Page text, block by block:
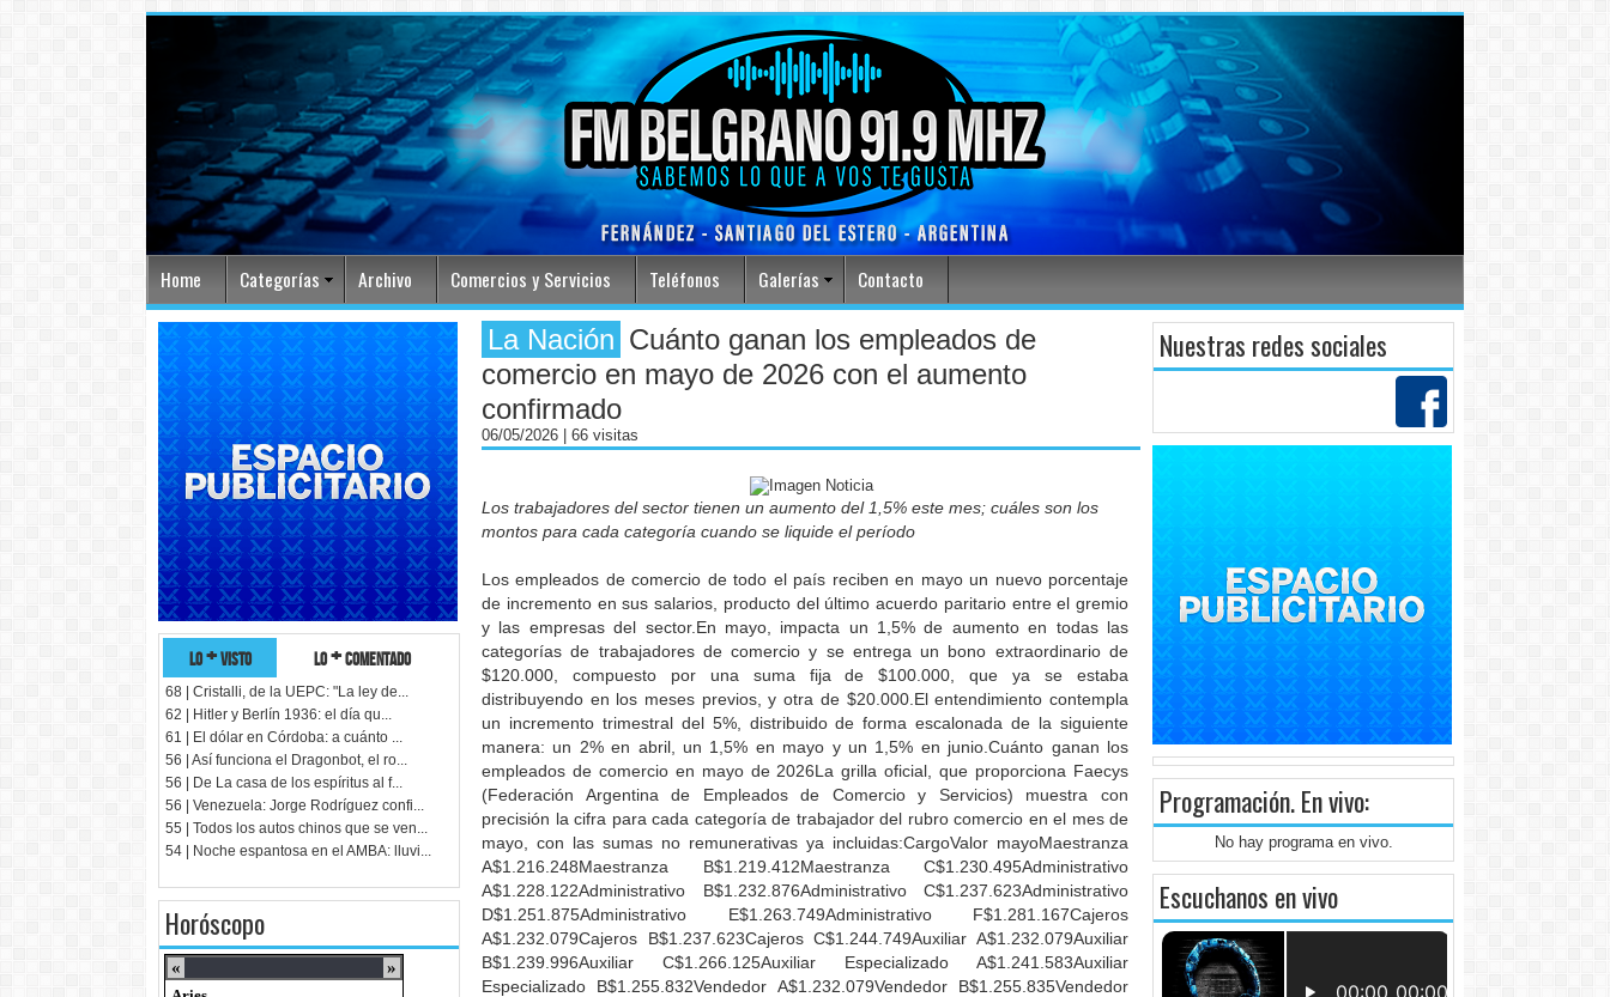
Home Categorías Archivo Comercios y Servicios Teléfonos Galerías Contacto
lo + visto lo + comentado
68 | Cristalli, de la UEPC: "La ley de...
62 | Hitler y Berlín 1936: el día qu...
61 | El dólar en Córdoba: a cuánto ...
56 | Así funciona el Dragonbot, el ro...
56 | De La casa de los espíritus al f...
56 | Venezuela: Jorge Rodríguez confi...
55 | Todos los autos chinos que se ven...
54 | Noche espantosa en el AMBA: lluvi...
Horóscopo
La Nación Cuánto ganan los empleados de
comercio en mayo de 2026 con el aumento
confirmado
06/05/2026 | 66 visitas
Los trabajadores del sector tienen un aumento del 1,5% este mes; cuáles son los
montos para cada categoría cuando se liquide el período
Los empleados de comercio de todo el país reciben en mayo un nuevo porcentaje
de incremento en sus salarios, producto del último acuerdo paritario entre el gremio
y las empresas del sector.En mayo, impacta un 1,5% de aumento en todas las
categorías de trabajadores de comercio y se entrega un bono extraordinario de
$120.000, compuesto por una suma fija de $100.000, que ya se estaba
distribuyendo en los meses previos, y otra de $20.000.El entendimiento contempla
un incremento trimestral del 5%, distribuido de forma escalonada de la siguiente
manera: un 2% en abril, un 1,5% en mayo y un 1,5% en junio.Cuánto ganan los
empleados de comercio en mayo de 2026La grilla oficial, que proporciona Faecys
(Federación Argentina de Empleados de Comercio y Servicios) muestra con
precisión la cifra para cada categoría de trabajador del rubro comercio en el mes de
mayo, con las sumas no remunerativas ya incluidas:CargoValor mayoMaestranza
A$1.216.248Maestranza B$1.219.412Maestranza C$1.230.495Administrativo
A$1.228.122Administrativo B$1.232.876Administrativo C$1.237.623Administrativo
D$1.251.875Administrativo E$1.263.749Administrativo F$1.281.167Cajeros
A$1.232.079Cajeros B$1.237.623Cajeros C$1.244.749Auxiliar A$1.232.079Auxiliar
B$1.239.996Auxiliar C$1.266.125Auxiliar Especializado A$1.241.583Auxiliar
Especializado B$1.255.832Vendedor A$1.232.079Vendedor B$1.255.835Vendedor
Nuestras redes sociales
Programación. En vivo:
No hay programa en vivo.
Escuchanos en vivo